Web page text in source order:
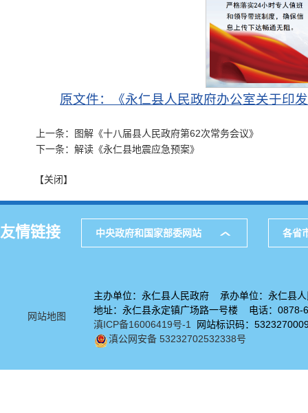
原文件：《永仁县人民政府办公室关于印
上一条：图解《十八届县人民政府第62次常务会议》
下一条：解读《永仁县地震应急预案》
【关闭】
友情链接 中央政府和国家部委网站 各省
网站地图
主办单位：永仁县人民政府 承办单位：永仁县人
地址：永仁县永定镇广场路一号楼 电话：0878-
滇ICP备16006419号-1 网站标识码：
滇公网安备 53232702532338号